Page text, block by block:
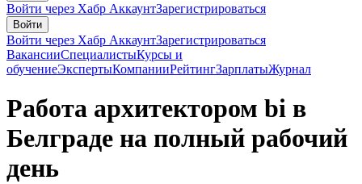
Войти через Хабр АккаунтЗарегистрироваться
Войти
Войти через Хабр АккаунтЗарегистрироваться
ВакансииСпециалистыКурсы и
обучениеЭкспертыКомпанииРейтингЗарплатыЖурнал
Работа архитектором bi в
Белграде на полный рабочий
день